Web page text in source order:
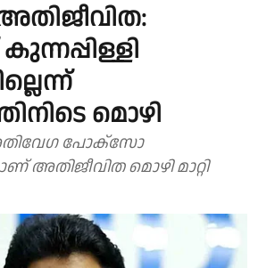
അതിജീവിത:
മൊഴി
പോക്സോ
അതിജീവിത മൊഴി മാറ്റി